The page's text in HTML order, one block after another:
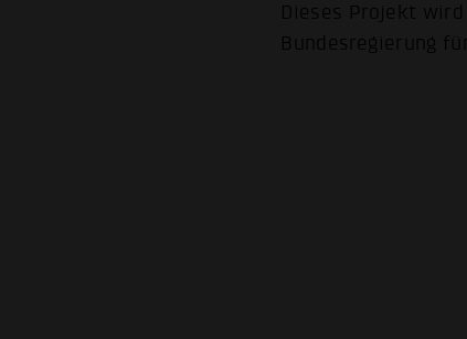
Dieses Projekt
Bundesregierung